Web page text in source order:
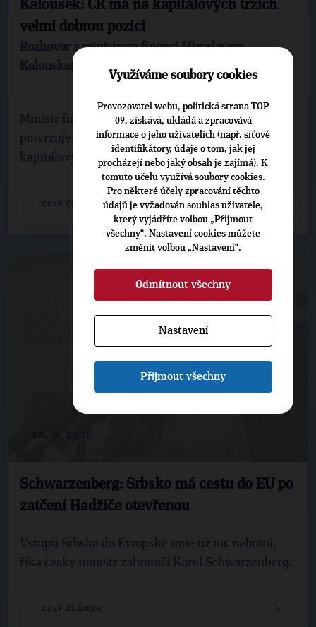
Kalousek: ČR má na kapitálových trzích
velmi dobrou pozici
Rozhovor s ministrem financí Miroslavem
Kalouskem
Ministr financí Miroslav Kalousek v rozhovoru
potvrzuje dobrou a stabilní pozici ČR na
kapitálových trzích.
CELÝ ČLÁNEK
Schwarzenberg: Srbsko má cestu do EU po
zatčení Hadžiče otevřenou
Vstupu Srbska do Evropské unie už nic nebrání,
říká český ministr zahraničí Karel Schwarzenberg.
CELÝ ČLÁNEK
Využíváme soubory cookies
Provozovatel webu, politická strana TOP
09, získává, ukládá a zpracovává
informace o jeho uživatelích (např. síťové
identifikátory, údaje o tom, jak jej
procházejí nebo jaký obsah je zajímá). K
tomuto účelu využívá soubory cookies.
Pro některé účely zpracování těchto
údajů je vyžadován souhlas uživatele,
který vyjádříte volbou „Přijmout
všechny“. Nastavení cookies můžete
změnit volbou „Nastavení“.
Odmítnout všechny
Nastavení
Přijmout všechny